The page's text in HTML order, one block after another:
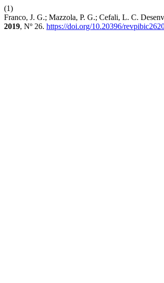
(1)
Franco, J. G.; Mazzola, P. G.; Cefali, L. C.
2019, Nº 26. https://doi.org/10.20396/